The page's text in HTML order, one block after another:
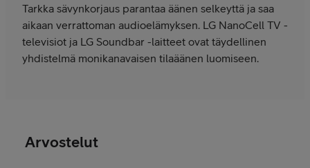
Tarkka sävynkorjaus parantaa äänen selkeyttä ja saa
aikaan verrattoman audioelämyksen. LG NanoCell TV -
televisiot ja LG Soundbar -laitteet ovat täydellinen
yhdistelmä monikanavaisen tilaäänen luomiseen.
Arvostelut